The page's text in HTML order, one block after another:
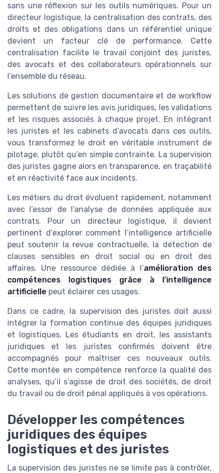
sans une réflexion sur les outils numériques. Pour un
directeur logistique, la centralisation des contrats, des
droits et des obligations dans un référentiel unique
devient un facteur clé de performance. Cette
centralisation facilite le travail conjoint des juristes,
des avocats et des collaborateurs opérationnels sur
l’ensemble du réseau.
Les solutions de gestion documentaire et de workflow
permettent de suivre les avis juridiques, les validations
et les risques associés à chaque projet. En intégrant
les juristes et les cabinets d’avocats dans ces outils,
vous transformez le droit en véritable instrument de
pilotage, plutôt qu’en simple contrainte. La supervision
des juristes gagne alors en transparence, en traçabilité
et en réactivité face aux incidents.
Les métiers du droit évoluent rapidement, notamment
avec l’essor de l’analyse de données appliquée aux
contrats. Pour un directeur logistique, il devient
pertinent d’explorer comment l’intelligence artificielle
peut soutenir la revue contractuelle, la détection de
clauses sensibles en droit social ou en droit des
affaires. Une ressource dédiée à l’amélioration des
compétences logistiques grâce à l’intelligence
artificielle peut éclairer ces usages.
Dans ce cadre, la supervision des juristes doit aussi
intégrer la formation continue des équipes juridiques
et logistiques. Les étudiants en droit, les assistants
juridiques et les juristes confirmés doivent être
accompagnés pour maîtriser ces nouveaux outils.
Cette montée en compétence renforce la qualité des
analyses, qu’il s’agisse de droit des sociétés, de droit
du travail ou de droit pénal appliqués à vos opérations.
Développer les compétences
juridiques des équipes
logistiques et des juristes
La supervision des juristes ne se limite pas à contrôler,